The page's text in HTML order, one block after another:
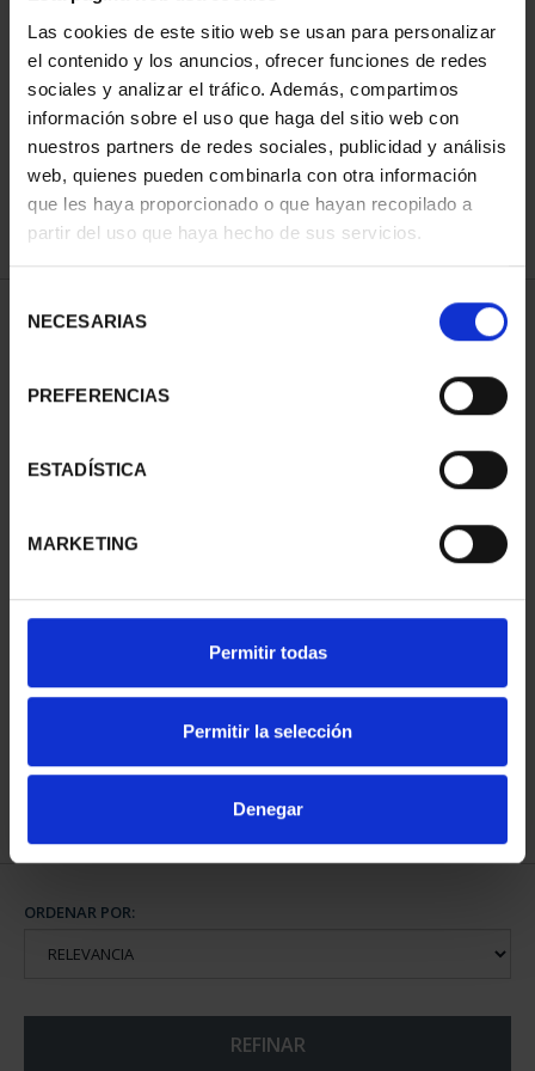
Las cookies de este sitio web se usan para personalizar
el contenido y los anuncios, ofrecer funciones de redes
sociales y analizar el tráfico. Además, compartimos
información sobre el uso que haga del sitio web con
nuestros partners de redes sociales, publicidad y análisis
web, quienes pueden combinarla con otra información
que les haya proporcionado o que hayan recopilado a
partir del uso que haya hecho de sus servicios.
NECESARIAS
PREFERENCIAS
ESTADÍSTICA
MARKETING
Permitir todas
Permitir la selección
Denegar
ORDENAR POR:
REFINAR
1 Productos encontrados
COLECCIÓN...
ORDENAR POR:
REFINAR